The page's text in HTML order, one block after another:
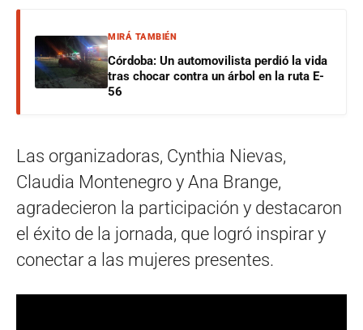
MIRÁ TAMBIÉN
Córdoba: Un automovilista perdió la vida
tras chocar contra un árbol en la ruta E-
56
Las organizadoras, Cynthia Nievas,
Claudia Montenegro y Ana Brange,
agradecieron la participación y destacaron
el éxito de la jornada, que logró inspirar y
conectar a las mujeres presentes.